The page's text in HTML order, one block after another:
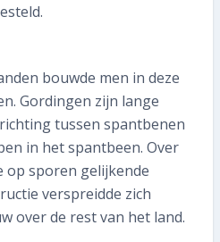
bouwde men in deze
Gordingen zijn lange
tussen spantbenen
in het spantbeen. Over
op sporen gelijkende
verspreidde zich
over de rest van het land.